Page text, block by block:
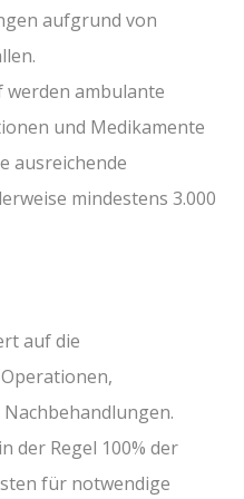
aufgrund von
werden ambulante
und Medikamente
ausreichende
mindestens 3.000
auf die
der Regel 100% der
für notwendige